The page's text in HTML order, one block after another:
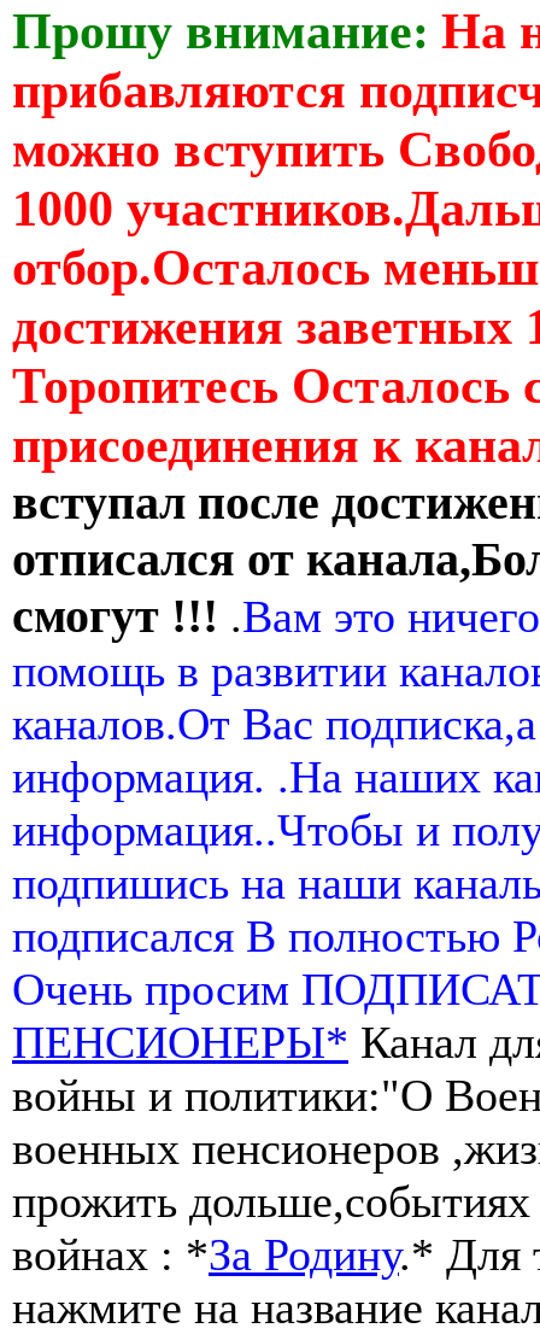
Прошу внимание: На
прибавляются
можно вступить
1000
отбор.Осталось
достижения заветных
Торопитесь Осталось
присоединения к
вступал после
отписался от
смогут !!! .Вам это
помощь в развитии
каналов.От Вас
информация. .На наших
информация..Чтобы и
подпишись на наши
подписался В полностью
Очень просим
ПЕНСИОНЕРЫ* Канал
войны и политики:"О
военных пенсионеров
прожить
войнах : *За Родину.* Для
нажмите на название